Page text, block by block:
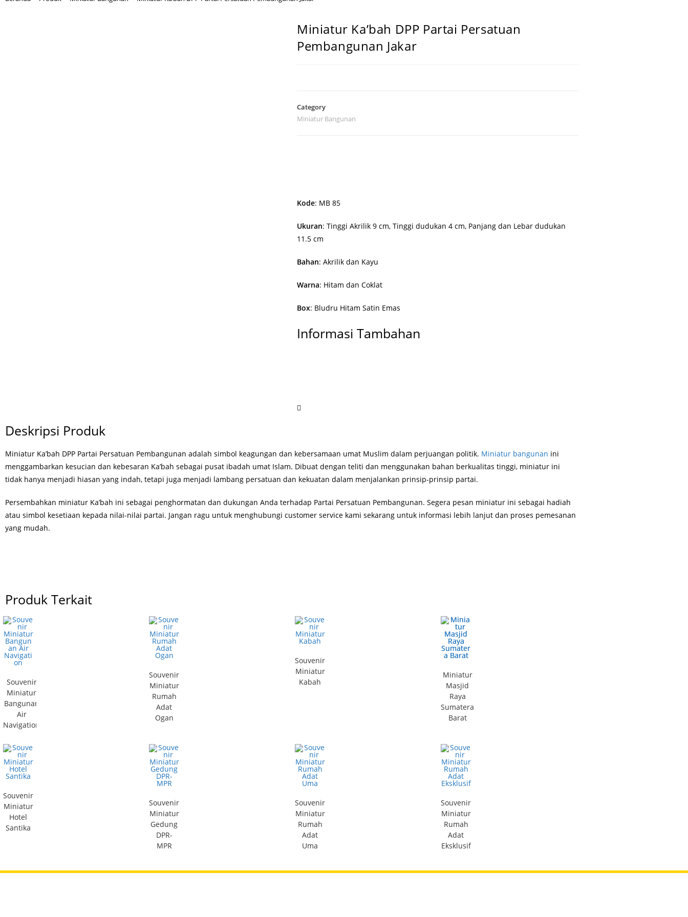
Miniatur Ka’bah DPP Partai Persatuan
Pembangunan Jakar
Category
Miniatur Bangunan
Kode: MB 85
Ukuran: Tinggi Akrilik 9 cm, Tinggi dudukan 4 cm, Panjang dan Lebar dudukan
11.5 cm
Bahan: Akrilik dan Kayu
Warna: Hitam dan Coklat
Box: Bludru Hitam Satin Emas
Informasi Tambahan
Deskripsi Produk
Miniatur Ka’bah DPP Partai Persatuan Pembangunan adalah simbol keagungan dan kebersamaan umat Muslim dalam perjuangan politik. Miniatur bangunan ini
menggambarkan kesucian dan kebesaran Ka’bah sebagai pusat ibadah umat Islam. Dibuat dengan teliti dan menggunakan bahan berkualitas tinggi, miniatur ini
tidak hanya menjadi hiasan yang indah, tetapi juga menjadi lambang persatuan dan kekuatan dalam menjalankan prinsip-prinsip partai.
Persembahkan miniatur Ka’bah ini sebagai penghormatan dan dukungan Anda terhadap Partai Persatuan Pembangunan. Segera pesan miniatur ini sebagai hadiah
atau simbol kesetiaan kepada nilai-nilai partai. Jangan ragu untuk menghubungi customer service kami sekarang untuk informasi lebih lanjut dan proses pemesanan
yang mudah.
Produk Terkait
Souvenir
Miniatur
Bangunan
Air
Navigation
Souvenir
Miniatur
Rumah
Adat
Ogan
Souvenir
Miniatur
Kabah
Miniatur
Masjid
Raya
Sumatera
Barat
Souvenir
Miniatur
Hotel
Santika
Souvenir
Miniatur
Gedung
DPR-
MPR
Souvenir
Miniatur
Rumah
Adat
Uma
Souvenir
Miniatur
Rumah
Adat
Eksklusif